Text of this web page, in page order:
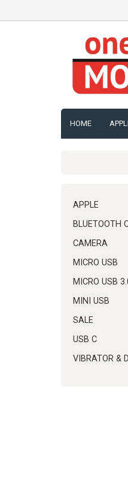
HOME
APPLE
BLUETOOTH
CAMERA
MICRO USB
MICRO USB
MINI USB
SALE
USB C
VIBRATOR &